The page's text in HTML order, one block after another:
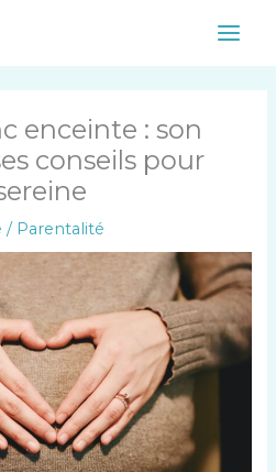
Main
enceinte : son
conseils pour
/ Parentalité